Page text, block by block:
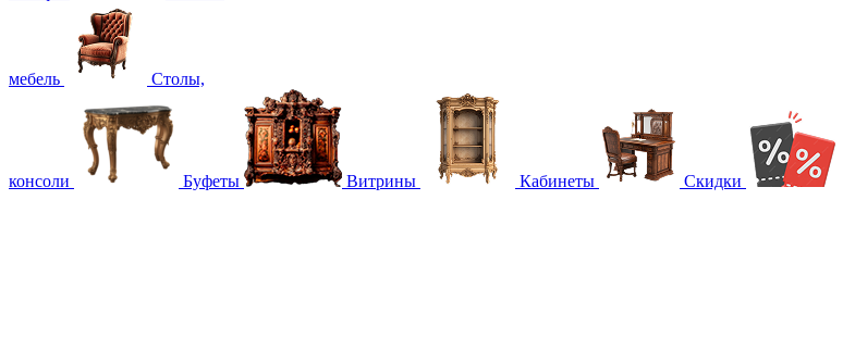
мебель Столы,
консоли Буфеты Витрины Кабинеты Скидки